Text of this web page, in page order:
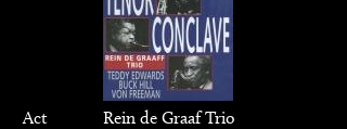
Act
Rein de Graaf Trio